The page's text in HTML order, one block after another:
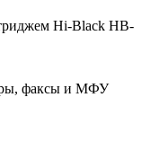
Hi-Black HB-
факсы и МФУ